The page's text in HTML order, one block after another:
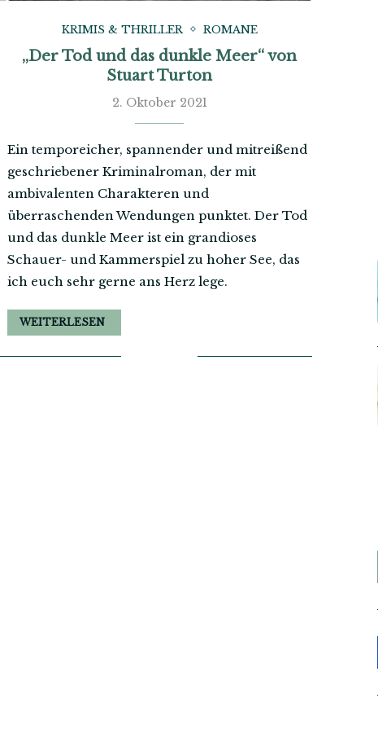
KRIMIS & THRILLER ROMANE
„Der Tod und das dunkle Meer“ von
Stuart Turton
2. Oktober 2021
Ein temporeicher, spannender und mitreißend
geschriebener Kriminalroman, der mit
ambivalenten Charakteren und
überraschenden Wendungen punktet. Der Tod
und das dunkle Meer ist ein grandioses
Schauer- und Kammerspiel zu hoher See, das
ich euch sehr gerne ans Herz lege.
WEITERLESEN